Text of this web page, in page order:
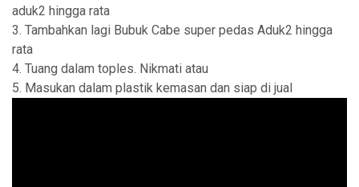
aduk2 hingga rata
3. Tambahkan lagi Bubuk Cabe super pedas Aduk2 hingga
rata
4. Tuang dalam toples. Nikmati atau
5. Masukan dalam plastik kemasan dan siap di jual